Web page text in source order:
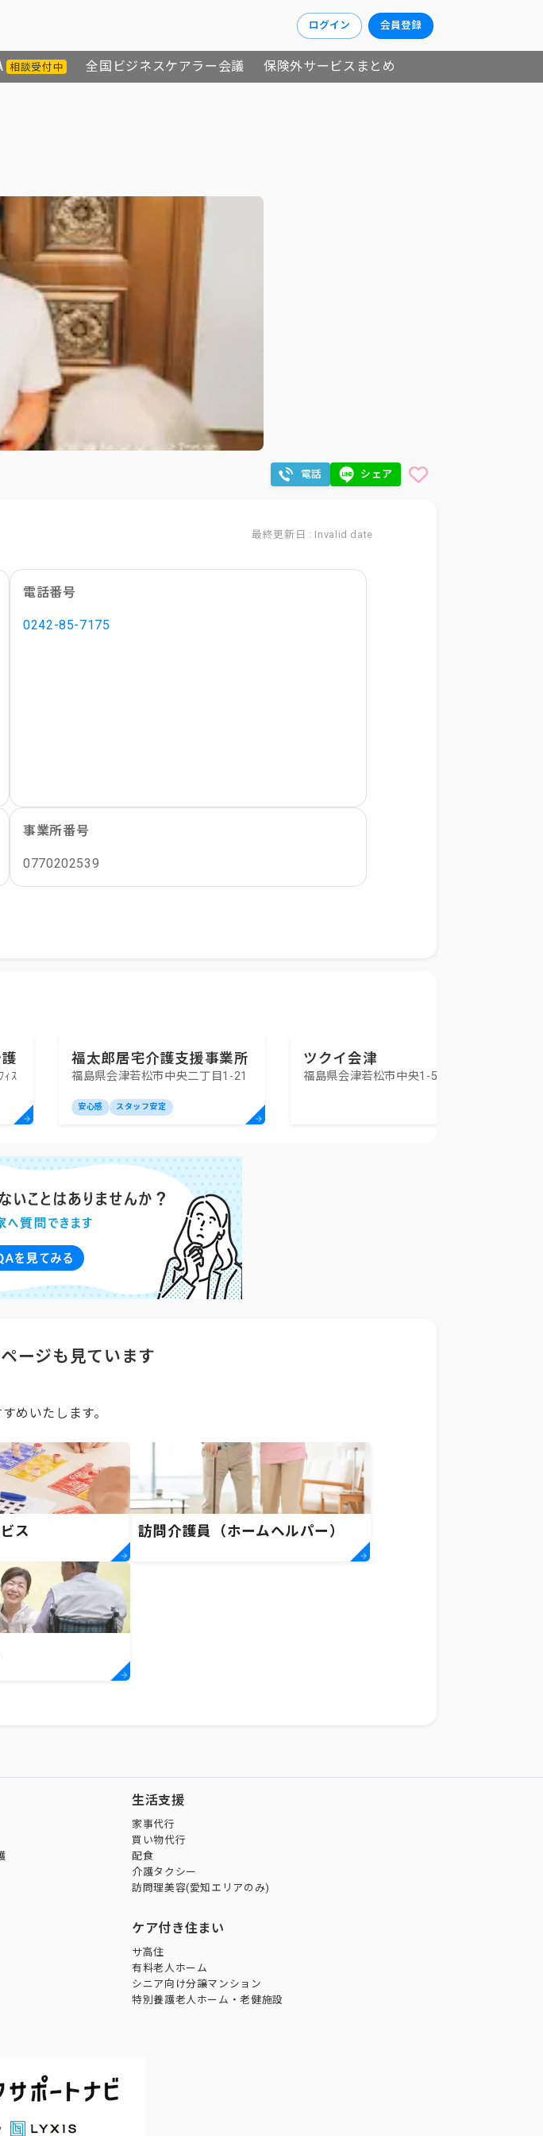
ログイン 会員登録
相談受付中 全国ビジネスケアラー会議 保険外サービスまとめ
電話 シェア
最終更新日 : Invalid date
電話番号
0242-85-7175
事業所番号
0770202539
ｨｽ
福太郎居宅介護支援事業所
福島県会津若松市中央二丁目1-21
安心感 スタッフ安定
ツクイ会津
福島県会津若松市中央1-5-30
ージも見ています
めいたします。
ス 訪問介護員（ホームヘルパー）
生活支援
家事代行
買い物代行
配食
介護タクシー
訪問理美容(愛知エリアのみ)
ケア付き住まい
サ高住
有料老人ホーム
シニア向け分譲マンション
特別養護老人ホーム・老健施設